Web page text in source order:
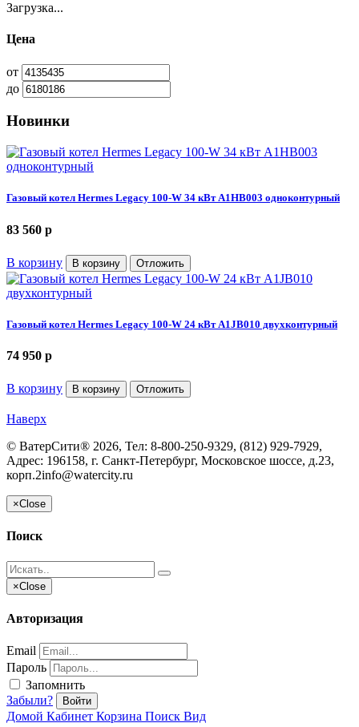
Загрузка...
Цена
от
до
Новинки
Газовый котел Hermes Legacy 100-W 34 кВт A1HB003 одноконтурный
83 560 p
В корзину В корзину Отложить
Газовый котел Hermes Legacy 100-W 24 кВт A1JB010 двухконтурный
74 950 p
В корзину В корзину Отложить
Наверх
© ВатерСити® 2026, Тел: 8-800-250-9329, (812) 929-7929,
Адрес: 196158, г. Санкт-Петербург, Московское шоссе, д.23,
корп.2info@watercity.ru
×Close
Поиск
×Close
Авторизация
Email
Пароль
Запомнить
Забыли?
Войти
Домой Кабинет Корзина Поиск Вид